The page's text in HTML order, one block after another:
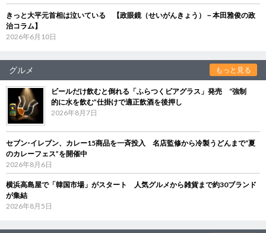
きっと大平元首相は泣いている 【政眼鏡（せいがんきょう）－本田雅俊の政
治コラム】
2026年6月10日
グルメ もっと見る
ビールだけ飲むと倒れる「ふらつくビアグラス」発売 “強制
的に水を飲む”仕掛けで適正飲酒を後押し
2026年8月7日
セブン‐イレブン、カレー15商品を一斉投入 名店監修から冷製うどんまで“夏
のカレーフェス”を開催中
2026年8月6日
横浜高島屋で「韓国市場」がスタート 人気グルメから雑貨まで約30ブランド
が集結
2026年8月5日